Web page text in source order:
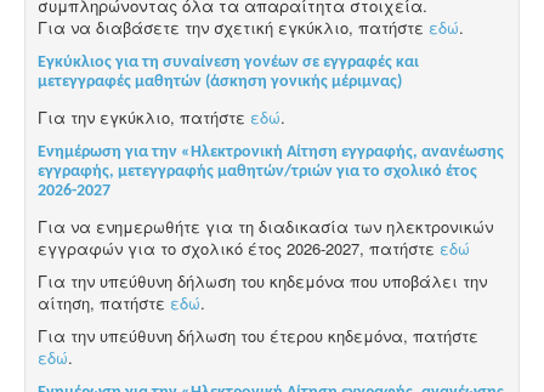
συμπληρώνοντας όλα τα απαραίτητα στοιχεία.
Για να διαβάσετε την σχετική εγκύκλιο, πατήστε εδώ.
Εγκύκλιος για τη συναίνεση γονέων σε εγγραφές και
μετεγγραφές μαθητών (άσκηση γονικής μέριμνας)
Για την εγκύκλιο, πατήστε εδώ.
Ενημέρωση για την «Ηλεκτρονική Αίτηση εγγραφής, ανανέωσης
εγγραφής, μετεγγραφής μαθητών/τριών για το σχολικό έτος
2026-2027
Για να ενημερωθήτε για τη διαδικασία των ηλεκτρονικών
εγγραφών για το σχολικό έτος 2026-2027, πατήστε εδώ
Για την υπεύθυνη δήλωση του κηδεμόνα που υποβάλει την
αίτηση, πατήστε εδώ.
Για την υπεύθυνη δήλωση του έτερου κηδεμόνα, πατήστε
εδώ.